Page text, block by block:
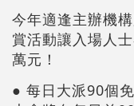
今年適逢主辦機
賞活動讓入場人
萬元！
● 每日大派90個免